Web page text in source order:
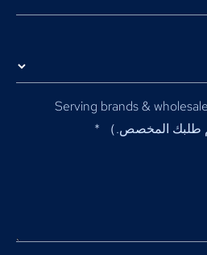
Serving brands &
طلبك المخصص.） *